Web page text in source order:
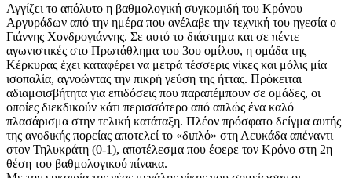
Αγγίζει το απόλυτο η βαθμολογική συγκομιδή του Κρόνου
Αργυράδων από την ημέρα που ανέλαβε την τεχνική του ηγεσία ο
Γιάννης Χονδρογιάννης. Σε αυτό το διάστημα και σε πέντε
αγωνιστικές στο Πρωτάθλημα του 3ου ομίλου, η ομάδα της
Κέρκυρας έχει καταφέρει να μετρά τέσσερις νίκες και μόλις μία
ισοπαλία, αγνοώντας την πικρή γεύση της ήττας. Πρόκειται
αδιαμφισβήτητα για επιδόσεις που παραπέμπουν σε ομάδες, οι
οποίες διεκδικούν κάτι περισσότερο από απλώς ένα καλό
πλασάρισμα στην τελική κατάταξη. Πλέον πρόσφατο δείγμα αυτής
της ανοδικής πορείας αποτελεί το «διπλό» στη Λευκάδα απέναντι
στον Τηλυκράτη (0-1), αποτέλεσμα που έφερε τον Κρόνο στη 2η
θέση του βαθμολογικού πίνακα.